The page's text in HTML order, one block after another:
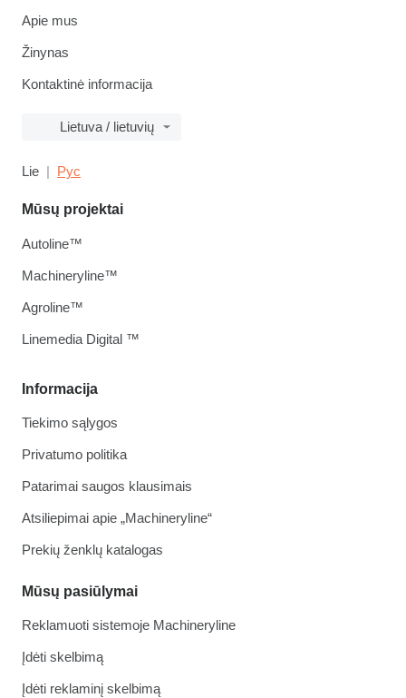
Apie mus
Žinynas
Kontaktinė informacija
Lietuva / lietuvių
Lie Рус
Informacija
Tiekimo sąlygos
Privatumo politika
Patarimai saugos klausimais
Atsiliepimai apie „Machineryline“
Prekių ženklų katalogas
Mūsų pasiūlymai
Reklamuoti sistemoje Machineryline
Įdėti skelbimą
Įdėti reklaminį skelbimą
Mūsų projektai
Autoline™
Machineryline™
Agroline™
Linemedia Digital ™